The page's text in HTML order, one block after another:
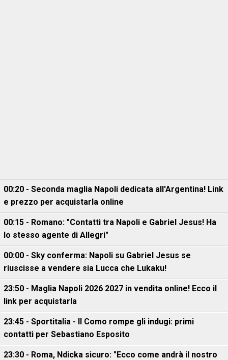
00:20 - Seconda maglia Napoli dedicata all'Argentina! Link
e prezzo per acquistarla online
00:15 - Romano: "Contatti tra Napoli e Gabriel Jesus! Ha
lo stesso agente di Allegri"
00:00 - Sky conferma: Napoli su Gabriel Jesus se
riuscisse a vendere sia Lucca che Lukaku!
23:50 - Maglia Napoli 2026 2027 in vendita online! Ecco il
link per acquistarla
23:45 - Sportitalia - Il Como rompe gli indugi: primi
contatti per Sebastiano Esposito
23:30 - Roma, Ndicka sicuro: "Ecco come andrà il nostro